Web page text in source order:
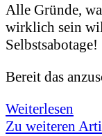
Alle Gründe,
wirklich sein
Selbstsabotage!
Bereit das
Weiterlesen
Zu weiteren